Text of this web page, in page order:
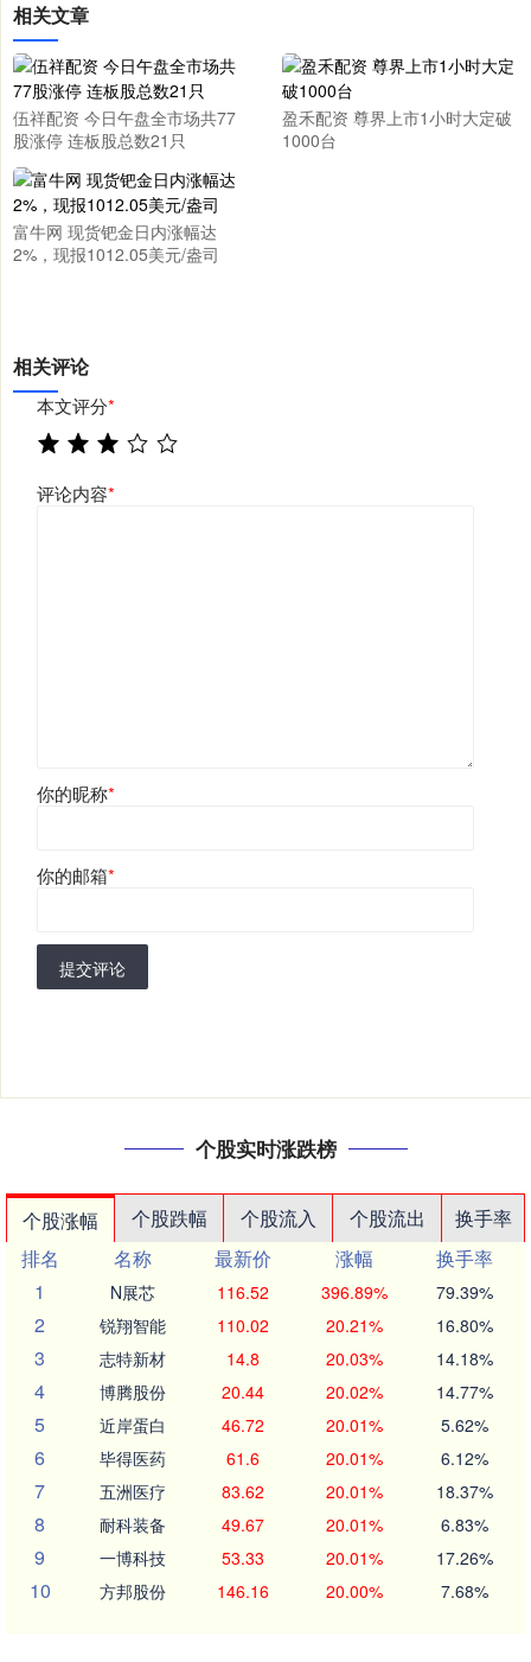
相关文章
伍祥配资 今日午盘全市场共77
股涨停 连板股总数21只
盈禾配资 尊界上市1小时大定破
1000台
富牛网 现货钯金日内涨幅达
2%，现报1012.05美元/盎司
相关评论
本文评分*
评论内容*
你的昵称*
你的邮箱*
提交评论
个股实时涨跌榜
个股涨幅 个股跌幅 个股流入 个股流出
换手率
排名
名称 最新价 涨幅
换手率
1
N展芯 116.52 396.89% 79.39%
2 锐翔智能 110.02 20.21% 16.80%
3 志特新材 14.8 20.03% 14.18%
4 博腾股份 20.44 20.02% 14.77%
5 近岸蛋白 46.72 20.01% 5.62%
6 毕得医药 61.6 20.01% 6.12%
7 五洲医疗 83.62 20.01% 18.37%
8 耐科装备 49.67 20.01% 6.83%
9 一博科技 53.33 20.01% 17.26%
10 方邦股份 146.16 20.00% 7.68%